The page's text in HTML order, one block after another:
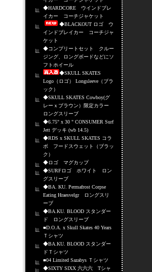
◆HARDCORE ウインドブレ
イカー コーチジャケット
◆BLACKOUT ロゴ ウ
インドブレイカー コーチジャ
ケット
◆コンプリートセット クルー
ジング、ロングボードなどにソ
フトホイール
◆SKULL SKATES
Logo（ロゴ） Longsleeve（ブラ
ック）
◆SKULL SKATES Cowboy(グ
レーｘブラウン）限定カラー
ロングスリーブ
◆6.75" x 30 " CONSUMER Surf
Jett デッキ (wb 14.5)
◆RDS x SKULL SKATES コラ
ボ フードスウェット（ブラッ
ク）
◆ロゴ マグカップ
◆SURFロゴ ホワイト ロン
グスリーブ
◆BA. KU. Permafrost Corpse
Eating Hraesvelgr ロングスリ
ーブ
◆BA.KU. BLOOD スタンダー
ド ロングスリーブ
■D.O.A. x Skull Skates 40 Years
Ｔシャツ
◆BA.KU. BLOOD スタンダー
ドＴシャツ
■04 Limited Sazabys Ｔシャツ
◆SIXTY SIXX 六六六 Tシャ